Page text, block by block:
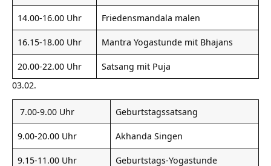
14.00-16.00 Uhr
Friedensmandala malen
16.15-18.00 Uhr
Mantra Yogastunde mit Bhajans
20.00-22.00 Uhr
Satsang mit Puja
03.02.
7.00-9.00 Uhr
Geburtstagssatsang
9.00-20.00 Uhr
Akhanda Singen
9.15-11.00 Uhr
Geburtstags-Yogastunde